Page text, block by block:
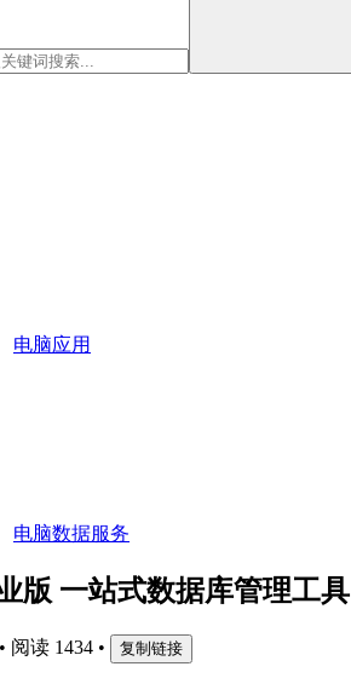
电脑应用
电脑数据服务
版 一站式数据库管理工具
• 阅读 1434 • 复制链接